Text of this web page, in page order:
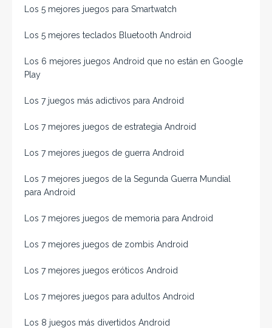
Los 5 mejores juegos para Smartwatch
Los 5 mejores teclados Bluetooth Android
Los 6 mejores juegos Android que no están en Google
Play
Los 7 juegos más adictivos para Android
Los 7 mejores juegos de estrategia Android
Los 7 mejores juegos de guerra Android
Los 7 mejores juegos de la Segunda Guerra Mundial
para Android
Los 7 mejores juegos de memoria para Android
Los 7 mejores juegos de zombis Android
Los 7 mejores juegos eróticos Android
Los 7 mejores juegos para adultos Android
Los 8 juegos más divertidos Android